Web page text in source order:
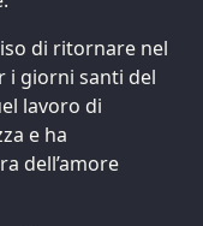
di ritornare nel
i giorni santi del
lavoro di
e ha
dell’amore